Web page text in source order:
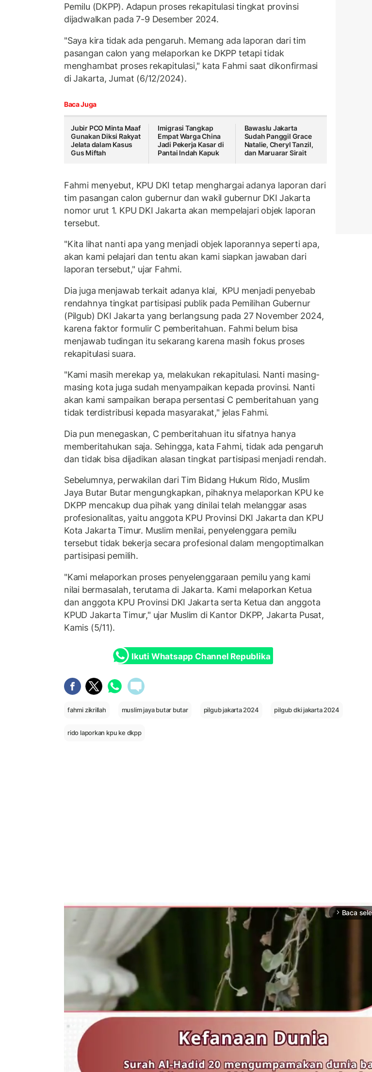
Pemilu (DKPP). Adapun proses rekapitulasi tingkat provinsi
dijadwalkan pada 7-9 Desember 2024.
"Saya kira tidak ada pengaruh. Memang ada laporan dari tim
pasangan calon yang melaporkan ke DKPP tetapi tidak
menghambat proses rekapitulasi," kata Fahmi saat dikonfirmasi
di Jakarta, Jumat (6/12/2024).
Baca Juga
Jubir PCO Minta Maaf
Gunakan Diksi Rakyat
Jelata dalam Kasus
Gus Miftah
Imigrasi Tangkap
Empat Warga China
Jadi Pekerja Kasar di
Pantai Indah Kapuk
Bawaslu Jakarta
Sudah Panggil Grace
Natalie, Cheryl Tanzil,
dan Maruarar Sirait
Fahmi menyebut, KPU DKI tetap menghargai adanya laporan dari
tim pasangan calon gubernur dan wakil gubernur DKI Jakarta
nomor urut 1. KPU DKI Jakarta akan mempelajari objek laporan
tersebut.
"Kita lihat nanti apa yang menjadi objek laporannya seperti apa,
akan kami pelajari dan tentu akan kami siapkan jawaban dari
laporan tersebut," ujar Fahmi.
Dia juga menjawab terkait adanya klai, KPU menjadi penyebab
rendahnya tingkat partisipasi publik pada Pemilihan Gubernur
(Pilgub) DKI Jakarta yang berlangsung pada 27 November 2024,
karena faktor formulir C pemberitahuan. Fahmi belum bisa
menjawab tudingan itu sekarang karena masih fokus proses
rekapitulasi suara.
"Kami masih merekap ya, melakukan rekapitulasi. Nanti masing-
masing kota juga sudah menyampaikan kepada provinsi. Nanti
akan kami sampaikan berapa persentasi C pemberitahuan yang
tidak terdistribusi kepada masyarakat," jelas Fahmi.
Dia pun menegaskan, C pemberitahuan itu sifatnya hanya
memberitahukan saja. Sehingga, kata Fahmi, tidak ada pengaruh
dan tidak bisa dijadikan alasan tingkat partisipasi menjadi rendah.
Sebelumnya, perwakilan dari Tim Bidang Hukum Rido, Muslim
Jaya Butar Butar mengungkapkan, pihaknya melaporkan KPU ke
DKPP mencakup dua pihak yang dinilai telah melanggar asas
profesionalitas, yaitu anggota KPU Provinsi DKI Jakarta dan KPU
Kota Jakarta Timur. Muslim menilai, penyelenggara pemilu
tersebut tidak bekerja secara profesional dalam mengoptimalkan
partisipasi pemilih.
"Kami melaporkan proses penyelenggaraan pemilu yang kami
nilai bermasalah, terutama di Jakarta. Kami melaporkan Ketua
dan anggota KPU Provinsi DKI Jakarta serta Ketua dan anggota
KPUD Jakarta Timur," ujar Muslim di Kantor DKPP, Jakarta Pusat,
Kamis (5/11).
Ikuti Whatsapp Channel Republika
fahmi zikrillah muslim jaya butar butar pilgub jakarta 2024 pilgub dki jakarta 2024
rido laporkan kpu ke dkpp
arrow_forward_ios Baca